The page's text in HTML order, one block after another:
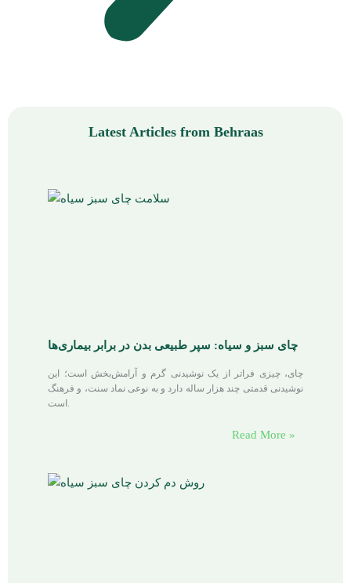
Latest Articles from Behraas
چای سبز و سیاه: سپر طبیعی بدن در برابر بیماری‌ها
چای، چیزی فراتر از یک نوشیدنی گرم و آرامش‌بخش است؛ این
نوشیدنی قدمتی چند هزار ساله دارد و به نوعی نماد سنت، و فرهنگ
است.
Read More »